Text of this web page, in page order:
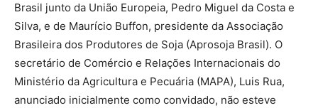
Brasil junto da União Europeia, Pedro Miguel da Costa e
Silva, e de Maurício Buffon, presidente da Associação
Brasileira dos Produtores de Soja (Aprosoja Brasil). O
secretário de Comércio e Relações Internacionais do
Ministério da Agricultura e Pecuária (MAPA), Luis Rua,
anunciado inicialmente como convidado, não esteve